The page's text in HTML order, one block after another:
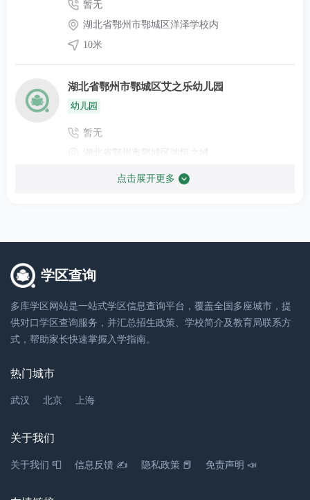
暂无
湖北省鄂州市鄂城区洋泽学校内
10米
湖北省鄂州市鄂城区艾之乐幼儿园
幼儿园
暂无
湖北省鄂州市鄂城区弛恒之城
湖北省鄂州市鄂城区驰恒小区（东江国际酒店对
10米
0711-2351899
点击展开更多
学区查询
多库学区网站是一站式学区信息查询平台，覆盖全国多座城市，提
供对口学区查询服务，并汇总招生政策、学校简介及教育局联系方
式，帮助家长快速掌握入学指南。
热门城市
武汉 北京 上海
关于我们
关于我们 📮 信息反馈 ✍ 隐私政策 📕 免责声明 📣